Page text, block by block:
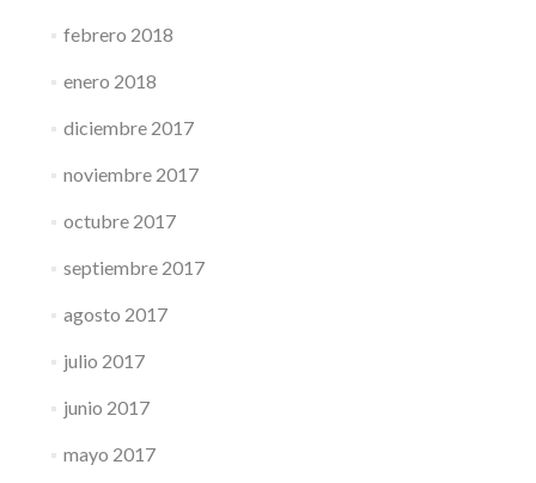
febrero 2018
enero 2018
diciembre 2017
noviembre 2017
octubre 2017
septiembre 2017
agosto 2017
julio 2017
junio 2017
mayo 2017